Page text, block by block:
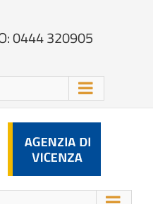
0444 320905